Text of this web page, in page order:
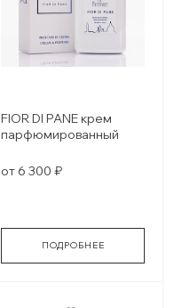
FIOR DI PANE крем
парфюмированный
от 6 300 ₽
ПОДРОБНЕЕ